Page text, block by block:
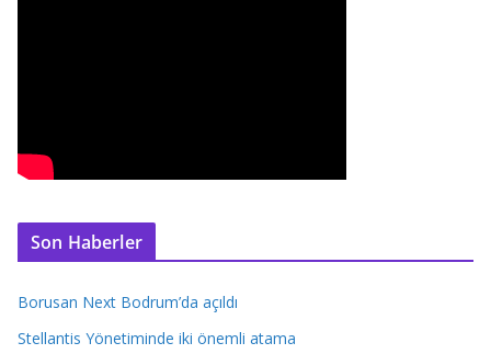
Son Haberler
Borusan Next Bodrum’da açıldı
Stellantis Yönetiminde iki önemli atama